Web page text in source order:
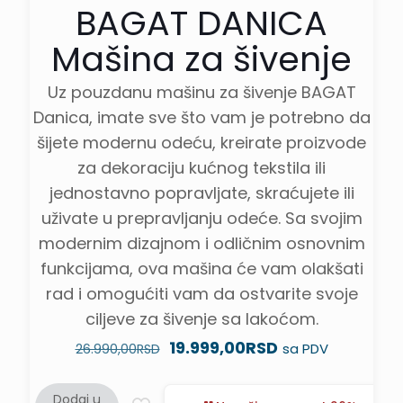
BAGAT DANICA
Mašina za šivenje
Uz pouzdanu mašinu za šivenje BAGAT
Danica, imate sve što vam je potrebno da
šijete modernu odeću, kreirate proizvode
za dekoraciju kućnog tekstila ili
jednostavno popravljate, skraćujete ili
uživate u prepravljanju odeće. Sa svojim
modernim dizajnom i odličnim osnovnim
funkcijama, ova mašina će vam olakšati
rad i omogućiti vam da ostvarite svoje
ciljeve za šivenje sa lakoćom.
26.990,00RSD Originalna
19.999,00RSDTrenutna
sa PDV